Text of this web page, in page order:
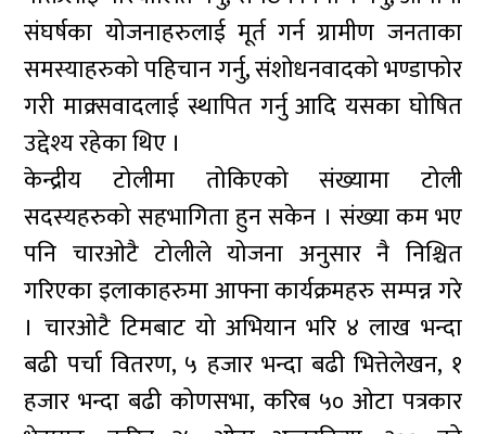
संघर्षका योजनाहरुलाई मूर्त गर्न ग्रामीण जनताका
समस्याहरुको पहिचान गर्नु, संशोधनवादको भण्डाफोर
गरी माक्र्सवादलाई स्थापित गर्नु आदि यसका घोषित
उद्देश्य रहेका थिए ।
केन्द्रीय टोलीमा तोकिएको संख्यामा टोली
सदस्यहरुको सहभागिता हुन सकेन । संख्या कम भए
पनि चारओटै टोलीले योजना अनुसार नै निश्चित
गरिएका इलाकाहरुमा आफ्ना कार्यक्रमहरु सम्पन्न गरे
। चारओटै टिमबाट यो अभियान भरि ४ लाख भन्दा
बढी पर्चा वितरण, ५ हजार भन्दा बढी भित्तेलेखन, १
हजार भन्दा बढी कोणसभा, करिब ५० ओटा पत्रकार